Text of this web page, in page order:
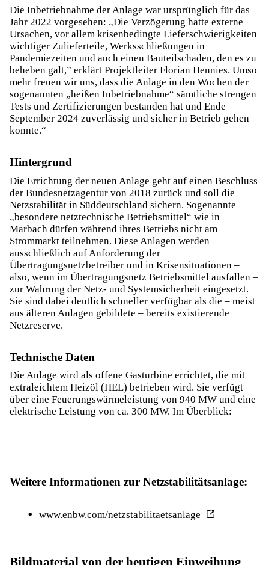
Die Inbetriebnahme der Anlage war ursprünglich für das
Jahr 2022 vorgesehen: „Die Verzögerung hatte externe
Ursachen, vor allem krisenbedingte Lieferschwierigkeiten
wichtiger Zulieferteile, Werksschließungen in
Pandemiezeiten und auch einen Bauteilschaden, den es zu
beheben galt,” erklärt Projektleiter Florian Hennies. Umso
mehr freuen wir uns, dass die Anlage in den Wochen der
sogenannten „heißen Inbetriebnahme“ sämtliche strengen
Tests und Zertifizierungen bestanden hat und Ende
September 2024 zuverlässig und sicher in Betrieb gehen
konnte.“
Hintergrund
Die Errichtung der neuen Anlage geht auf einen Beschluss
der Bundesnetzagentur von 2018 zurück und soll die
Netzstabilität in Süddeutschland sichern. Sogenannte
„besondere netztechnische Betriebsmittel“ wie in
Marbach dürfen während ihres Betriebs nicht am
Strommarkt teilnehmen. Diese Anlagen werden
ausschließlich auf Anforderung der
Übertragungsnetzbetreiber und in Krisensituationen –
also, wenn im Übertragungsnetz Betriebsmittel ausfallen –
zur Wahrung der Netz- und Systemsicherheit eingesetzt.
Sie sind dabei deutlich schneller verfügbar als die – meist
aus älteren Anlagen gebildete – bereits existierende
Netzreserve.
Technische Daten
Die Anlage wird als offene Gasturbine errichtet, die mit
extraleichtem Heizöl (HEL) betrieben wird. Sie verfügt
über eine Feuerungswärmeleistung von 940 MW und eine
elektrische Leistung von ca. 300 MW. Im Überblick:
Weitere Informationen zur Netzstabilitätsanlage:
www.enbw.com/netzstabilitaetsanlage
Bildmaterial von der heutigen Einweihung